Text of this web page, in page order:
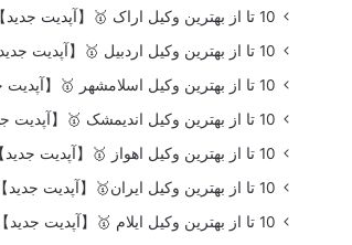
10 تا از بهترین وکیل اراک 🥇【آپدیت جدید】⚖️
10 تا از بهترین وکیل اردبیل 🥇【آپدیت جدید】
10 تا از بهترین وکیل اسلامشهر 🥇【آپدیت جدید】
10 تا از بهترین وکیل اندیمشک 🥇【آپدیت جدید】
10 تا از بهترین وکیل اهواز 🥇【آپدیت جدید】⚖️
10 تا از بهترین وکیل ایران🥇【آپدیت جدید】
10 تا از بهترین وکیل ایلام 🥇【آپدیت جدید】